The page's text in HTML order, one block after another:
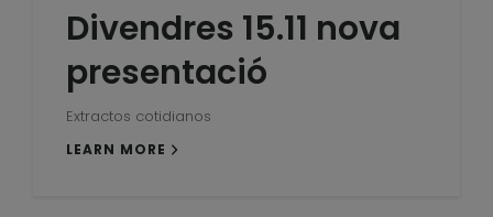
Divendres 15.11 nova
presentació
Extractos cotidianos
LEARN MORE